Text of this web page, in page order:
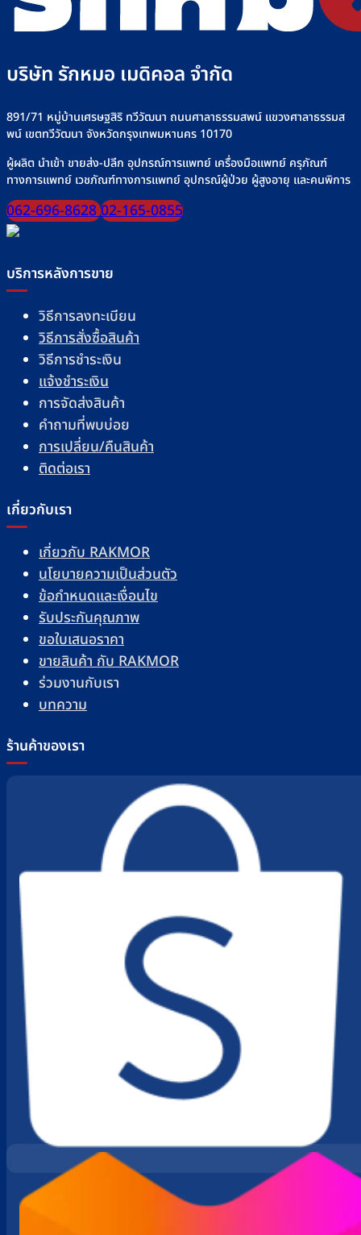
Rakmor
จำหน่าย
น้ำ
สาย
มื้อ
บริษัท รักหมอ เมดิคอล จำกัด
891/71 หมู่บ้านเศรษฐสิริ ทวีวัฒนา ถนนศาลาธรรมสพน์ แขวงศาลาธรรมส
พน์ เขตทวีวัฒนา จังหวัดกรุงเทพมหานคร 10170
ผู้ผลิต นำเข้า ขายส่ง-ปลีก อุปกรณ์การแพทย์ เครื่องมือแพทย์ ครุภัณฑ์
ทางการแพทย์ เวชภัณฑ์ทางการแพทย์ อุปกรณ์ผู้ป่วย ผู้สูงอายุ และคนพิการ
062-696-862802-165-0855
บริการหลังการขาย
วิธีการลงทะเบียน
วิธีการสั่งซื้อสินค้า
วิธีการชำระเงิน
แจ้งชำระเงิน
การจัดส่งสินค้า
คำถามที่พบบ่อย
การเปลี่ยน/คืนสินค้า
ติดต่อเรา
เกี่ยวกับเรา
เกี่ยวกับ RAKMOR
นโยบายความเป็นส่วนตัว
ข้อกำหนดและเงื่อนไข
รับประกันคุณภาพ
ขอใบเสนอราคา
ขายสินค้า กับ RAKMOR
ร่วมงานกับเรา
บทความ
ร้านค้าของเรา